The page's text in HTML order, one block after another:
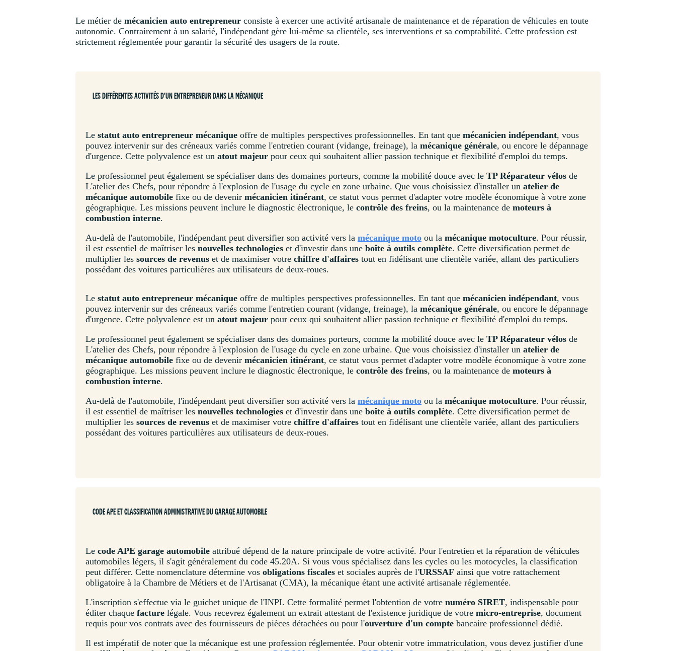
Le métier de mécanicien auto entrepreneur consiste à exercer une activité artisanale de maintenance et de réparation de véhicules en toute
autonomie. Contrairement à un salarié, l'indépendant gère lui-même sa clientèle, ses interventions et sa comptabilité. Cette profession est
strictement réglementée pour garantir la sécurité des usagers de la route.
LES DIFFÉRENTES ACTIVITÉS D'UN ENTREPRENEUR DANS LA MÉCANIQUE
Le statut auto entrepreneur mécanique offre de multiples perspectives professionnelles. En tant que mécanicien indépendant, vous
pouvez intervenir sur des créneaux variés comme l'entretien courant (vidange, freinage), la mécanique générale, ou encore le dépannage
d'urgence. Cette polyvalence est un atout majeur pour ceux qui souhaitent allier passion technique et flexibilité d'emploi du temps.
Le professionnel peut également se spécialiser dans des domaines porteurs, comme la mobilité douce avec le TP Réparateur vélos de
L'atelier des Chefs, pour répondre à l'explosion de l'usage du cycle en zone urbaine. Que vous choisissiez d'installer un atelier de
mécanique automobile fixe ou de devenir mécanicien itinérant, ce statut vous permet d'adapter votre modèle économique à votre zone
géographique. Les missions peuvent inclure le diagnostic électronique, le contrôle des freins, ou la maintenance de moteurs à
combustion interne.
Au-delà de l'automobile, l'indépendant peut diversifier son activité vers la mécanique moto ou la mécanique motoculture. Pour réussir,
il est essentiel de maîtriser les nouvelles technologies et d'investir dans une boîte à outils complète. Cette diversification permet de
multiplier les sources de revenus et de maximiser votre chiffre d'affaires tout en fidélisant une clientèle variée, allant des particuliers
possédant des voitures particulières aux utilisateurs de deux-roues.
Le statut auto entrepreneur mécanique offre de multiples perspectives professionnelles. En tant que mécanicien indépendant, vous
pouvez intervenir sur des créneaux variés comme l'entretien courant (vidange, freinage), la mécanique générale, ou encore le dépannage
d'urgence. Cette polyvalence est un atout majeur pour ceux qui souhaitent allier passion technique et flexibilité d'emploi du temps.
Le professionnel peut également se spécialiser dans des domaines porteurs, comme la mobilité douce avec le TP Réparateur vélos de
L'atelier des Chefs, pour répondre à l'explosion de l'usage du cycle en zone urbaine. Que vous choisissiez d'installer un atelier de
mécanique automobile fixe ou de devenir mécanicien itinérant, ce statut vous permet d'adapter votre modèle économique à votre zone
géographique. Les missions peuvent inclure le diagnostic électronique, le contrôle des freins, ou la maintenance de moteurs à
combustion interne.
Au-delà de l'automobile, l'indépendant peut diversifier son activité vers la mécanique moto ou la mécanique motoculture. Pour réussir,
il est essentiel de maîtriser les nouvelles technologies et d'investir dans une boîte à outils complète. Cette diversification permet de
multiplier les sources de revenus et de maximiser votre chiffre d'affaires tout en fidélisant une clientèle variée, allant des particuliers
possédant des voitures particulières aux utilisateurs de deux-roues.
CODE APE ET CLASSIFICATION ADMINISTRATIVE DU GARAGE AUTOMOBILE
Le code APE garage automobile attribué dépend de la nature principale de votre activité. Pour l'entretien et la réparation de véhicules
automobiles légers, il s'agit généralement du code 45.20A. Si vous vous spécialisez dans les cycles ou les motocycles, la classification
peut différer. Cette nomenclature détermine vos obligations fiscales et sociales auprès de l'URSSAF ainsi que votre rattachement
obligatoire à la Chambre de Métiers et de l'Artisanat (CMA), la mécanique étant une activité artisanale réglementée.
L'inscription s'effectue via le guichet unique de l'INPI. Cette formalité permet l'obtention de votre numéro SIRET, indispensable pour
éditer chaque facture légale. Vous recevrez également un extrait attestant de l'existence juridique de votre micro-entreprise, document
requis pour vos contrats avec des fournisseurs de pièces détachées ou pour l'ouverture d'un compte bancaire professionnel dédié.
Il est impératif de noter que la mécanique est une profession réglementée. Pour obtenir votre immatriculation, vous devez justifier d'une